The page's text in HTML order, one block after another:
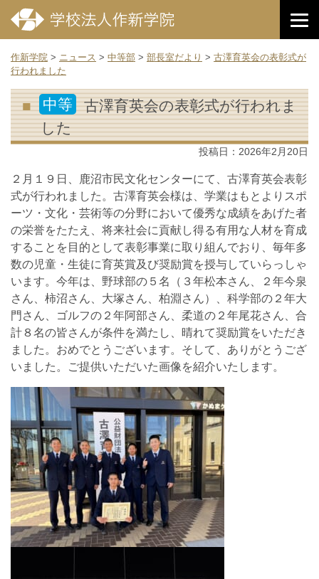
作新学院 > ニュース > 中等部 > 部長室だより > 古澤育英会の表彰式が
行われました
中等
古澤育英会の表彰式が行われま
した
投稿日： 2026年2月20日
２月１９日、鹿沼市民文化センターにて、古澤育英会表彰
式が行われました。古澤育英会様は、学業はもとよりスポ
ーツ・文化・芸術等の分野において優秀な成績をあげた者
の栄誉をたたえ、将来社会に貢献し得る有用な人材を育成
することを目的として表彰事業に取り組んでおり、毎年多
数の児童・生徒に育英賞及び奨励賞を授与していらっしゃ
います。今年は、野球部の５名（３年松本さん、２年今泉
さん、柿沼さん、大塚さん、柏淵さん）、科学部の２年大
門さん、ゴルフの２年阿部さん、柔道の２年尾花さん、合
計８名の皆さんが条件を満たし、晴れて奨励賞をいただき
ました。おめでとうございます。そして、ありがとうござ
いました。ご提供いただいた画像を紹介いたします。